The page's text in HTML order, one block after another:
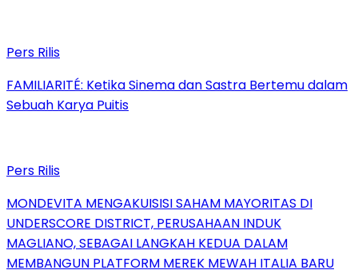
Pers Rilis
FAMILIARITÉ: Ketika Sinema dan Sastra Bertemu dalam
Sebuah Karya Puitis
Pers Rilis
MONDEVITA MENGAKUISISI SAHAM MAYORITAS DI
UNDERSCORE DISTRICT, PERUSAHAAN INDUK
MAGLIANO, SEBAGAI LANGKAH KEDUA DALAM
MEMBANGUN PLATFORM MEREK MEWAH ITALIA BARU